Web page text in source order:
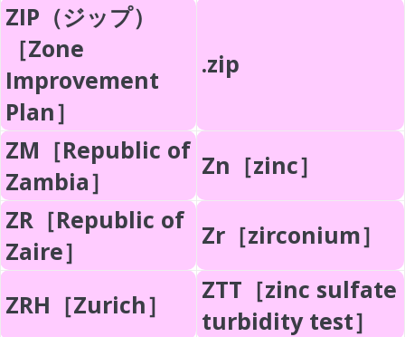
ZIP（ジップ）
［Zone
Improvement
Plan］
.zip
ZM［Republic of
Zambia］
Zn［zinc］
ZR［Republic of
Zaire］
Zr［zirconium］
ZRH［Zurich］
ZTT［zinc sulfate
turbidity test］